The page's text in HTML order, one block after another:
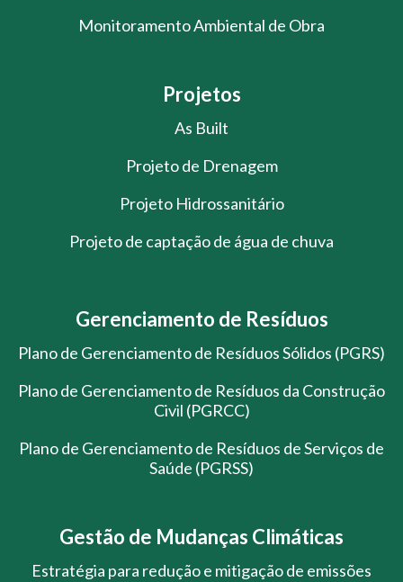
Monitoramento Ambiental de Obra
Projetos
As Built
Projeto de Drenagem
Projeto Hidrossanitário
Projeto de captação de água de chuva
Gerenciamento de Resíduos
Plano de Gerenciamento de Resíduos Sólidos (PGRS)
Plano de Gerenciamento de Resíduos da Construção
Civil (PGRCC)
Plano de Gerenciamento de Resíduos de Serviços de
Saúde (PGRSS)
Gestão de Mudanças Climáticas
Estratégia para redução e mitigação de emissões